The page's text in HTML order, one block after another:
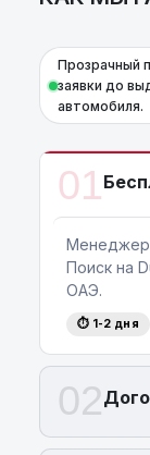
Прозрачный
заявки до
автомобиля.
01
Менеджер
Поиск на
ОАЭ.
⏱ 1-2 дня
02